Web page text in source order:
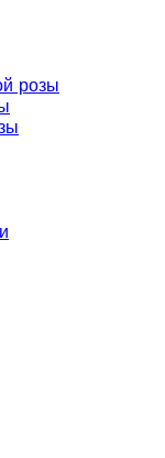
розы